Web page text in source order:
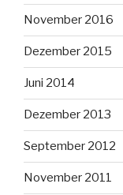
November 2016
Dezember 2015
Juni 2014
Dezember 2013
September 2012
November 2011